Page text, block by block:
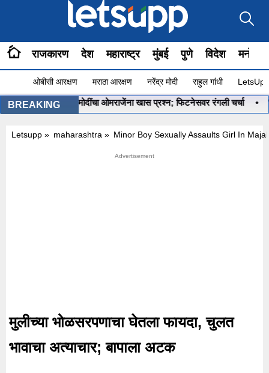
राजकारण देश महाराष्ट्र मुंबई पुणे विदेश
ओबीसी आरक्षण मराठा आरक्षण नरेंद्र मोदी राहुल गांधी
BREAKING
आहे ना?”, PM मोदींचा ओमराजेंना खास प्रश्न; फिटनेसवर रंगली चर्चा •
Letsupp » maharashtra » Minor Boy Sexually Assaults Girl In
मुलीच्या भोळसरपणाचा घेतला फायदा, चुलत
भावाचा अत्याचार; बापाला अटक